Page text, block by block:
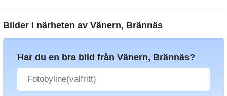
Bilder i närheten av Vänern, Brännäs
Har du en bra bild från Vänern, Brännäs?